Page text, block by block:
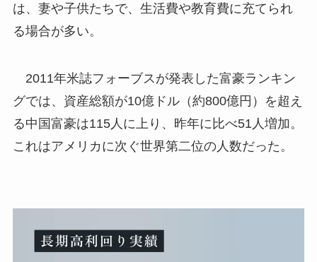
は、妻や子供たちで、生活費や教育費に充てられ
る場合が多い。
2011年米誌フォーブスが発表した富豪ランキン
グでは、資産総額が10億ドル（約800億円）を超え
る中国富豪は115人に上り、昨年に比べ51人増加。
これはアメリカに次ぐ世界第二位の人数だった。